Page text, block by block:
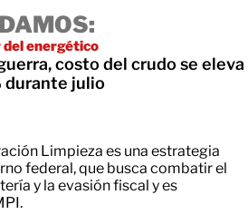
del energético
costo del crudo se eleva
durante julio
Limpieza es una estrategia
federal, que busca combatir el
y la evasión fiscal y es